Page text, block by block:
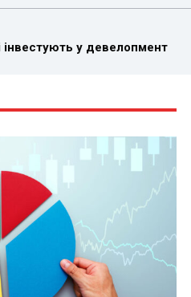
інвестують у девелопмент